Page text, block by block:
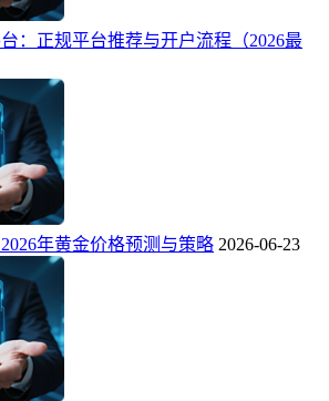
：正规平台推荐与开户流程（2026最
年黄金价格预测与策略 2026-06-23